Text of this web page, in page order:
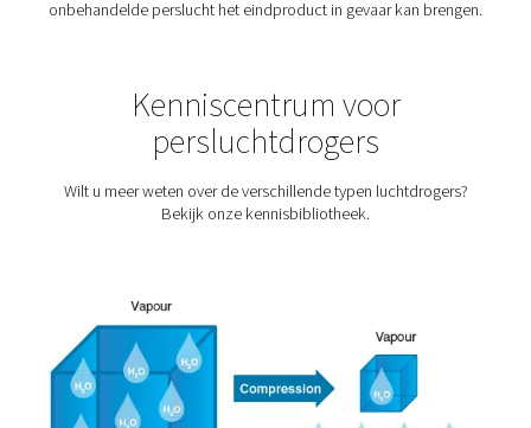
Farmaceutische